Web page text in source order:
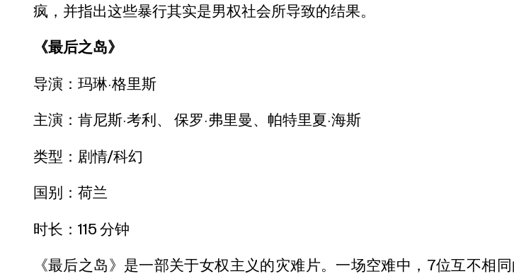
疯，并指出这些暴行其实是男权社会所导致的结果。
《最后之岛》
导演：玛琳·格里斯
主演：肯尼斯·考利、 保罗·弗里曼、帕特里夏·海斯
类型：剧情/科幻
国别：荷兰
时长：115 分钟
《最后之岛》是一部关于女权主义的灾难片。一场空难中，7位互不相同